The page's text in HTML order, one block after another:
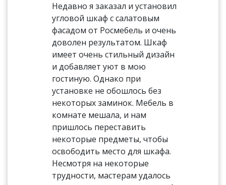
Недавно я заказал и установил
угловой шкаф с салатовым
фасадом от Росмебель и очень
доволен результатом. Шкаф
имеет очень стильный дизайн
и добавляет уют в мою
гостиную. Однако при
установке не обошлось без
некоторых заминок. Мебель в
комнате мешала, и нам
пришлось переставить
некоторые предметы, чтобы
освободить место для шкафа.
Несмотря на некоторые
трудности, мастерам удалось